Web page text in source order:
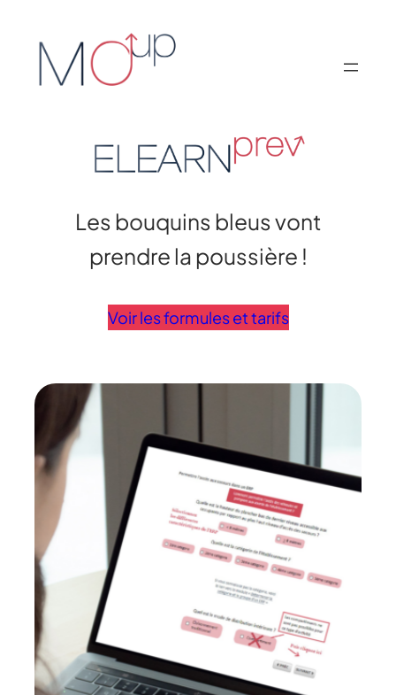
contenu
Les bouquins bleus vont
prendre la poussière !
Voir les formules et tarifs